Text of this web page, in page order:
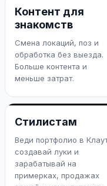
Контент для
знакомств
Смена локаций, поз и
обработка без выезда.
Больше контента и
меньше затрат.
Стилистам
Веди портфолио в
создавай луки и
зарабатывай на
примерках, продажах